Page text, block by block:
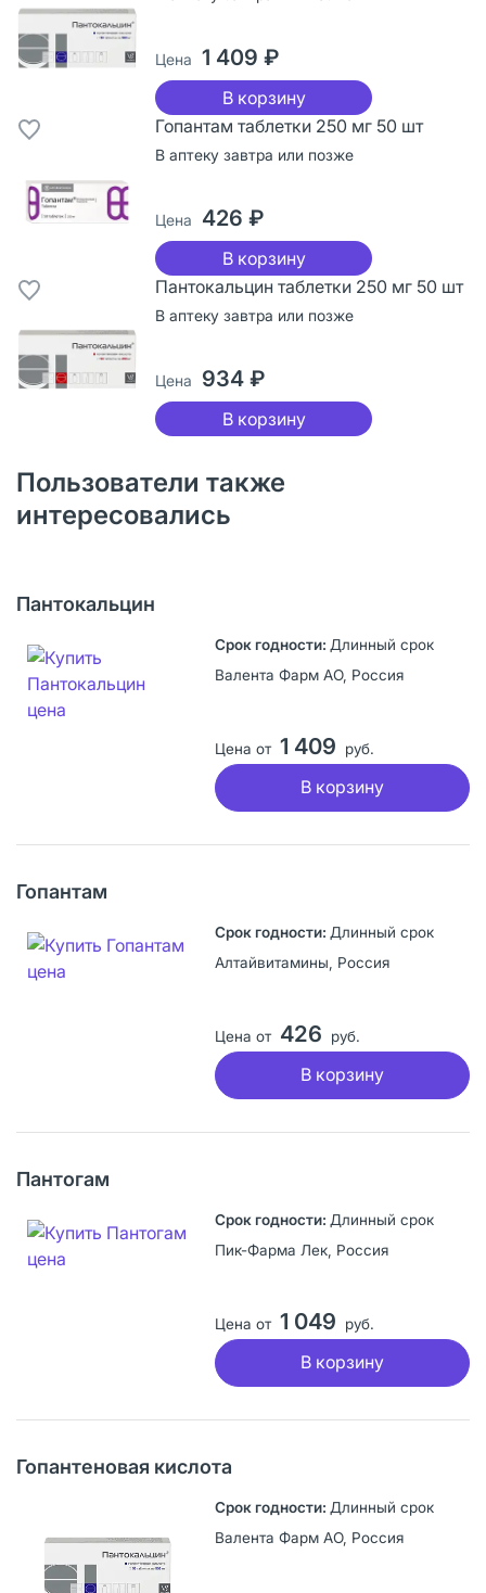
Цена 1 409 ₽
В корзину
Гопантам таблетки 250 мг 50 шт
В аптеку завтра или позже
Цена 426 ₽
В корзину
Пантокальцин таблетки 250 мг 50 шт
В аптеку завтра или позже
Цена 934 ₽
В корзину
Пользователи также
интересовались
Пантокальцин
Длинный срок
Валента Фарм АО, Россия
Цена от 1 409 руб.
В корзину
Гопантам
Длинный срок
Алтайвитамины, Россия
Цена от 426 руб.
В корзину
Пантогам
Длинный срок
Пик-Фарма Лек, Россия
Цена от 1 049 руб.
В корзину
Гопантеновая кислота
Длинный срок
Валента Фарм АО, Россия